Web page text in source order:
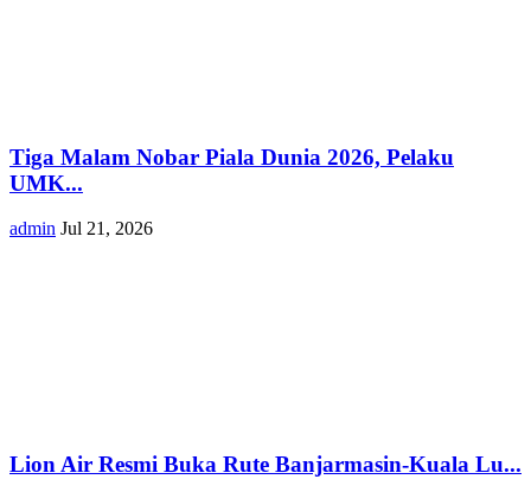
Tiga Malam Nobar Piala Dunia 2026, Pelaku
UMK...
admin Jul 21, 2026
Lion Air Resmi Buka Rute Banjarmasin-Kuala Lu...